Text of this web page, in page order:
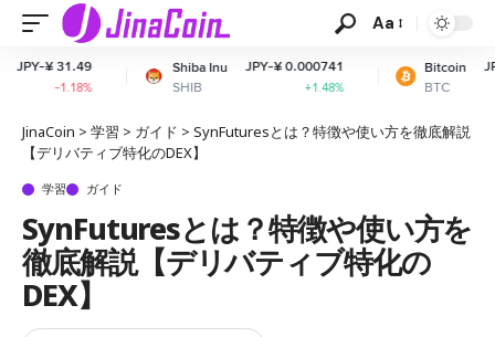
Aa
¥ 31.49
Shiba Inu
SHIB
JPY-¥ 0.000741
Bitcoin
BTC
JPY-¥
JinaCoin > 学習 > ガイド > SynFuturesとは？特徴や使い方を徹底解説
【デリバティブ特化のDEX】
学習 ガイド
SynFuturesとは？特徴や使い方を
徹底解説【デリバティブ特化の
DEX】